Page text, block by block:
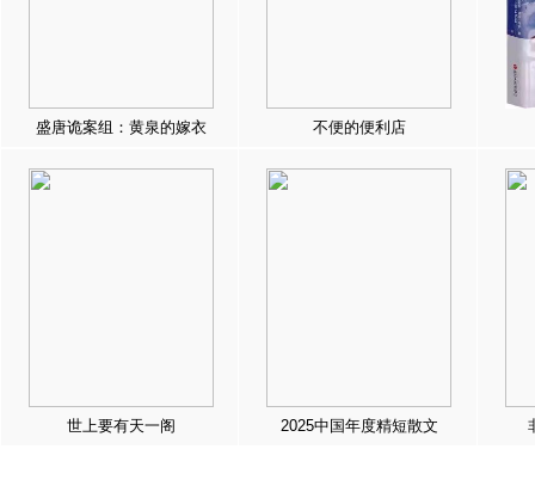
盛唐诡案组：黄泉的嫁衣 不便的便利店
世上要有天一阁 2025中国年度精短散文